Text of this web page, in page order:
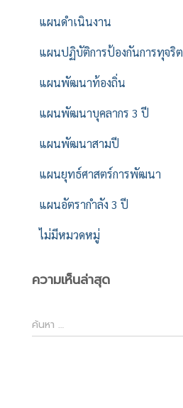
แผนดำเนินงาน
แผนปฏิบัติการป้องกันการทุจริต
แผนพัฒนาท้องถิ่น
แผนพัฒนาบุคลากร 3 ปี
แผนพัฒนาสามปี
แผนยุทธ์ศาสตร์การพัฒนา
แผนอัตรากำลัง 3 ปี
ไม่มีหมวดหมู่
ความเห็นล่าสุด
ค้
น
ค้นหา …